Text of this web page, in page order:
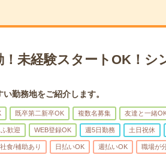
未経験スタートOK！シ
勤務地をご紹介します。
既卒第二新卒OK 複数名募集 友達と一緒
歓迎 WEB登録OK 週5日勤務 土日祝休
社食/補助あり 日払いOK 週払いOK 職場が